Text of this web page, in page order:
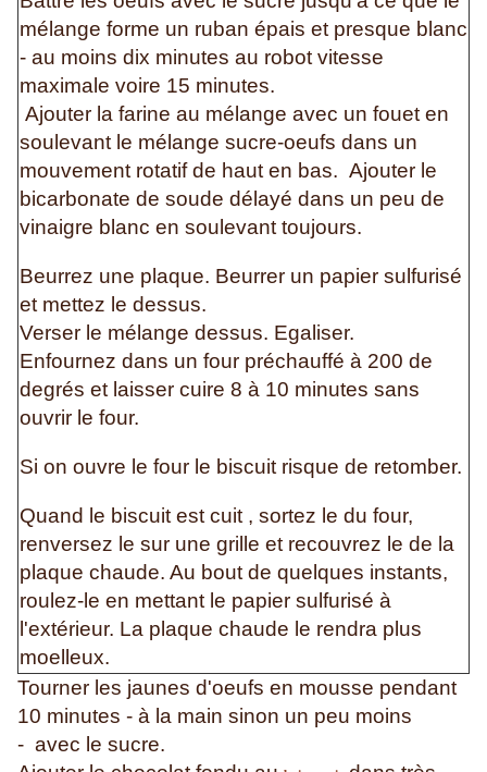
mélange forme un ruban épais et presque blanc
- au moins dix minutes au robot vitesse
maximale voire 15 minutes.
Ajouter la farine au mélange avec un fouet en
soulevant le mélange sucre-oeufs dans un
mouvement rotatif de haut en bas. Ajouter le
bicarbonate de soude délayé dans un peu de
vinaigre blanc en soulevant toujours.
Beurrez une plaque. Beurrer un papier sulfurisé
et mettez le dessus.
Verser le mélange dessus. Egaliser.
Enfournez dans un four préchauffé à 200 de
degrés et laisser cuire 8 à 10 minutes sans
ouvrir le four.
Si on ouvre le four le biscuit risque de retomber.
Quand le biscuit est cuit , sortez le du four,
renversez le sur une grille et recouvrez le de la
plaque chaude. Au bout de quelques instants,
roulez-le en mettant le papier sulfurisé à
l'extérieur. La plaque chaude le rendra plus
moelleux.
Tourner les jaunes d'oeufs en mousse pendant
10 minutes - à la main sinon un peu moins
- avec le sucre.